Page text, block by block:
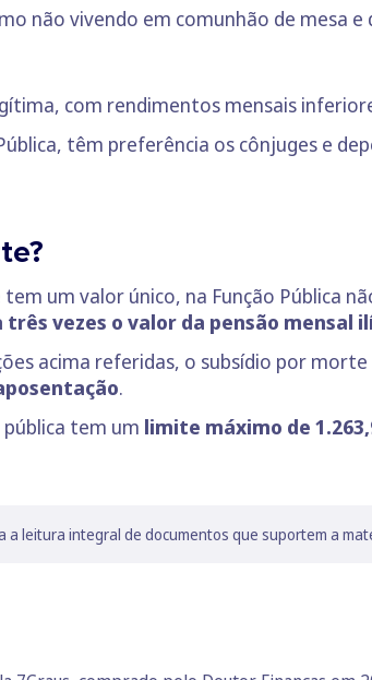
não vivendo em comunhão de mesa e
com rendimentos mensais
têm preferência os cônjuges e
um valor único, na Função Pública
três vezes o valor da pensão mensal
acima referidas, o subsídio por morte
.
tem um limite máximo de
leitura integral de documentos que suportem a